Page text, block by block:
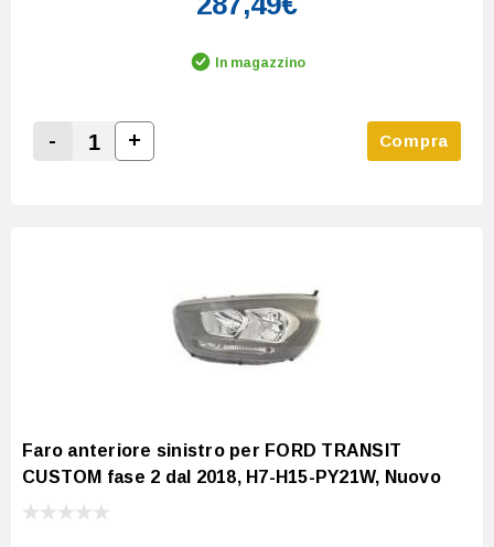
In magazzino
Decrease Quantity:
-
Increase Quantity:
+ Compra
Faro anteriore sinistro per FORD TRANSIT
CUSTOM fase 2 dal 2018, H7-H15-PY21W, Nuovo